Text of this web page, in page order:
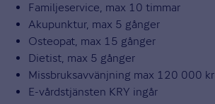
Familjeservice, max 10 timmar
Akupunktur, max 5 gånger
Osteopat, max 15 gånger
Dietist, max 5 gånger
Missbruksavvänjning max 120 000 kr
E-vårdstjänsten KRY ingår